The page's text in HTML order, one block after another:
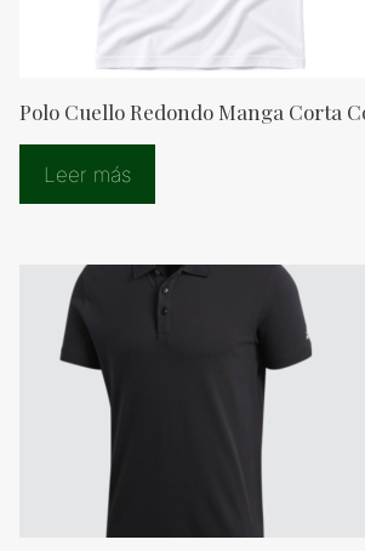
Polo Cuello Redondo Manga Corta
Leer más